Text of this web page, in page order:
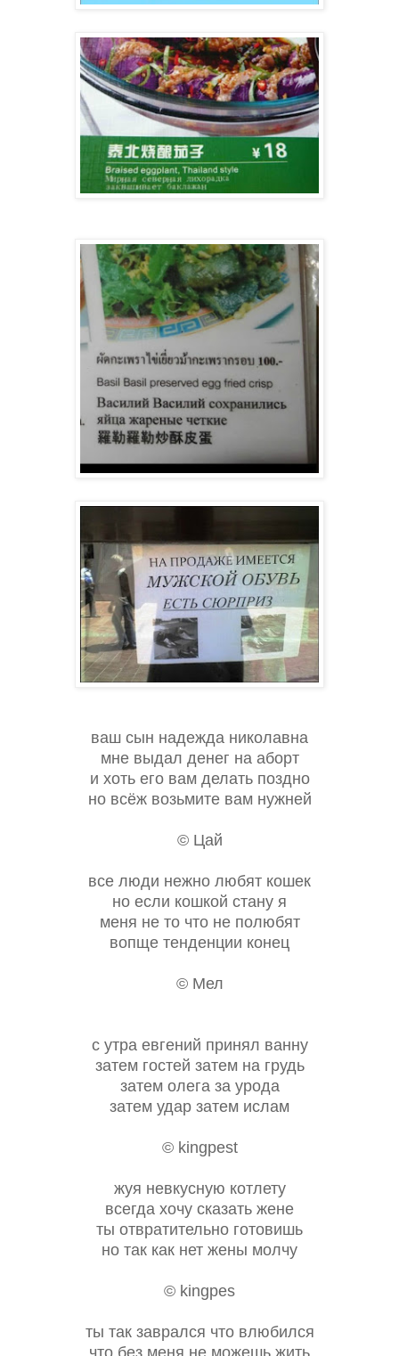
ваш сын надежда николавна
мне выдал денег на аборт
и хоть его вам делать поздно
но всёж возьмите вам нужней
© Цай
все люди нежно любят кошек
но если кошкой стану я
меня не то что не полюбят
вопще тенденции конец
© Мел
с утра евгений принял ванну
затем гостей затем на грудь
затем олега за урода
затем удар затем ислам
© kingpest
жуя невкусную котлету
всегда хочу сказать жене
ты отвратительно готовишь
но так как нет жены молчу
© kingpes
ты так заврался что влюбился
что без меня не можешь жить